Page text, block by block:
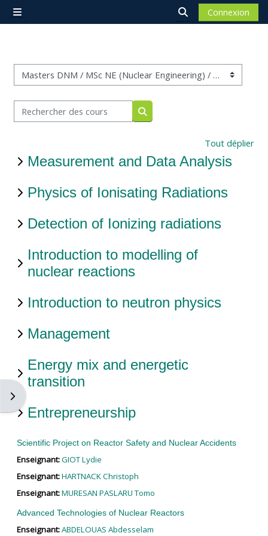
Passer au contenu principal
Panneau latéral
Activer/désactiver
Connexion
Ouvrir le tiroir des blocs
Catégories de cours
Rechercher des cours
Rechercher des cours
Tout déplier
Measurement and Data Analysis
Physics of Ionisating Radiations
Detection of Ionizing radiations
Introduction to modelling of
nuclear reactions
Introduction to neutron physics
Management
Energy mix and energetic
transition
Entrepreneurship
Scientific Project on Reactor Safety and Nuclear Accidents
Enseignant:GIOT Lydie
Enseignant:HARTNACK Christoph
Enseignant:MURESAN PASLARU Tomo
Advanced Technologies of Nuclear Reactors
Enseignant:ABDELOUAS Abdesselam